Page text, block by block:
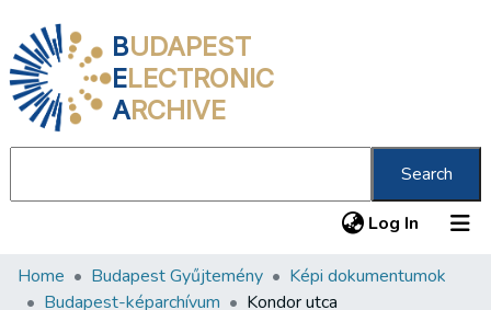
BUDAPEST
ELECTRONIC
ARCHIVE
Search
Log In (current)
Communities & Collections
Home Budapest Gyűjtemény
Képi dokumentumok
Budapest-képarchívum
Kondor utca